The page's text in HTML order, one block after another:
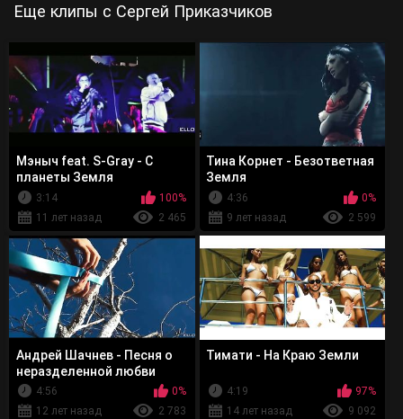
Еще клипы с Сергей Приказчиков
Мэныч feat. S-Gray - С
планеты Земля
3:14
100%
11 лет назад
2 465
Тина Корнет - Безответная
Земля
4:36
0%
9 лет назад
2 599
Андрей Шачнев - Песня о
неразделенной любви
спутника Земли к ее
океану
4:56
0%
12 лет назад
2 783
Тимати - На Краю Земли
4:19
97%
14 лет назад
9 092